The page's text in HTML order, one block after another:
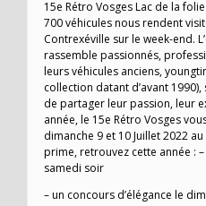
15e Rétro Vosges Lac de la
700 véhicules nous rendent
Contrexéville sur le week-end.
rassemble passionnés,
leurs véhicules anciens,
collection datant d’avant
de partager leur passion, leur
année, le 15e Rétro Vosges
dimanche 9 et 10 Juillet 2022
prime, retrouvez cette année :
samedi soir
– un concours d’élégance le